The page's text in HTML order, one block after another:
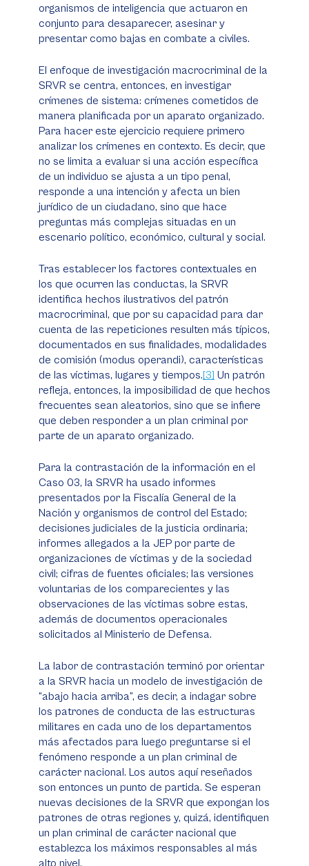
organismos de inteligencia que actuaron en
conjunto para desaparecer, asesinar y
presentar como bajas en combate a civiles.
El enfoque de investigación macrocriminal de la
SRVR se centra, entonces, en investigar
crímenes de sistema: crímenes cometidos de
manera planificada por un aparato organizado.
Para hacer este ejercicio requiere primero
analizar los crímenes en contexto. Es decir, que
no se limita a evaluar si una acción específica
de un individuo se ajusta a un tipo penal,
responde a una intención y afecta un bien
jurídico de un ciudadano, sino que hace
preguntas más complejas situadas en un
escenario político, económico, cultural y social.
Tras establecer los factores contextuales en
los que ocurren las conductas, la SRVR
identifica hechos ilustrativos del patrón
macrocriminal, que por su capacidad para dar
cuenta de las repeticiones resulten más típicos,
documentados en sus finalidades, modalidades
de comisión (modus operandi), características
de las víctimas, lugares y tiempos.[3] Un patrón
refleja, entonces, la imposibilidad de que hechos
frecuentes sean aleatorios, sino que se infiere
que deben responder a un plan criminal por
parte de un aparato organizado.
Para la contrastación de la información en el
Caso 03, la SRVR ha usado informes
presentados por la Fiscalía General de la
Nación y organismos de control del Estado;
decisiones judiciales de la justicia ordinaria;
informes allegados a la JEP por parte de
organizaciones de víctimas y de la sociedad
civil; cifras de fuentes oficiales; las versiones
voluntarias de los comparecientes y las
observaciones de las víctimas sobre estas,
además de documentos operacionales
solicitados al Ministerio de Defensa.
La labor de contrastación terminó por orientar
a la SRVR hacia un modelo de investigación de
“abajo hacia arriba”, es decir, a indagar sobre
los patrones de conducta de las estructuras
militares en cada uno de los departamentos
más afectados para luego preguntarse si el
fenómeno responde a un plan criminal de
carácter nacional. Los autos aquí reseñados
son entonces un punto de partida. Se esperan
nuevas decisiones de la SRVR que expongan los
patrones de otras regiones y, quizá, identifiquen
un plan criminal de carácter nacional que
establezca los máximos responsables al más
alto nivel.